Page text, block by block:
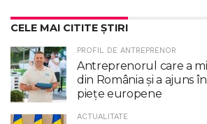
CELE MAI CITITE ȘTIRI
PROFIL DE ANTREPRENOR
Antreprenorul care a
din România și a ajuns
piețe europene
ACTUALITATE